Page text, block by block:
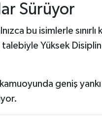
Sürüyor
bu isimlerle
Yüksek
geniş yankı